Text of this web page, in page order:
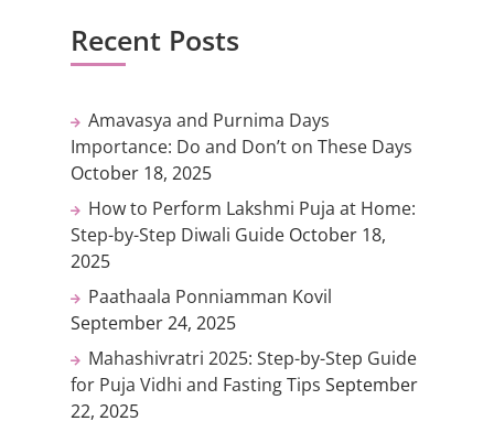
Recent Posts
Amavasya and Purnima Days
Importance: Do and Don’t on These Days
October 18, 2025
How to Perform Lakshmi Puja at Home:
Step-by-Step Diwali Guide October 18,
2025
Paathaala Ponniamman Kovil
September 24, 2025
Mahashivratri 2025: Step-by-Step Guide
for Puja Vidhi and Fasting Tips September
22, 2025